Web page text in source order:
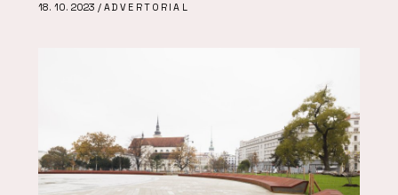
18. 10. 2023 / ADVERTORIAL